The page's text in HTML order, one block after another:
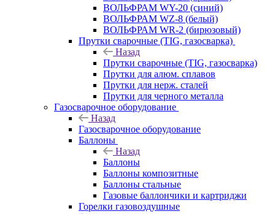
ВОЛЬФРАМ WY-20 (синий)
ВОЛЬФРАМ WZ-8 (белый)
ВОЛЬФРАМ WR-2 (бирюзовый)
Прутки сварочные (TIG, газосварка)
Назад
Прутки сварочные (TIG, газосварка)
Прутки для алюм. сплавов
Прутки для нерж. сталей
Прутки для черного металла
Газосварочное оборудование
Назад
Газосварочное оборудование
Баллоны
Назад
Баллоны
Баллоны композитные
Баллоны стальные
Газовые баллончики и картриджи
Горелки газовоздушные